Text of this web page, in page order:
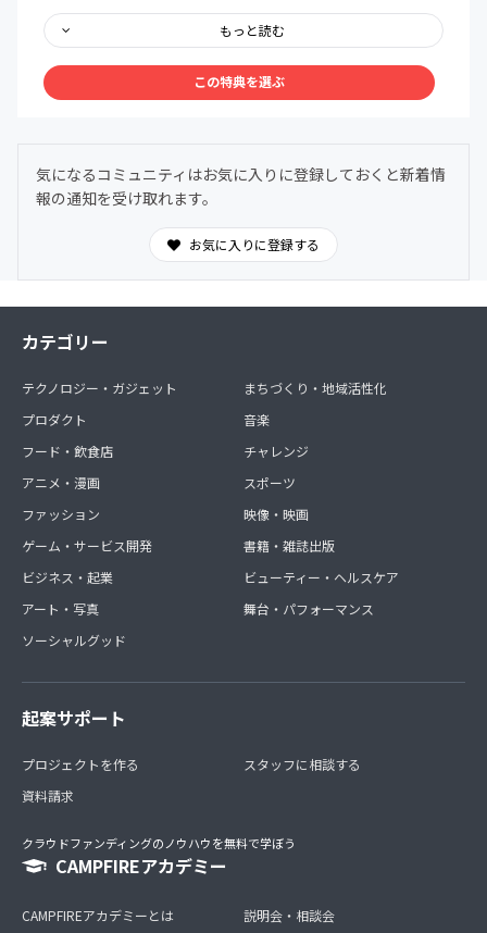
も、どこでも、自分の好きなタイミングでアクセスできま
す。
③ メンバー限定Discordコミュニティ
わからないことは気軽に質問OK。日常的に気づきや学び
を共有できます。
もっと読む
この特典を選ぶ
気になるコミュニティはお気に入りに登録しておくと新着情
報の通知を受け取れます。
お気に入りに登録する
カテゴリー
テクノロジー・ガジェット
プロダクト
フード・飲食店
アニメ・漫画
ファッション
ゲーム・サービス開発
ビジネス・起業
アート・写真
ソーシャルグッド
まちづくり・地域活性化
音楽
チャレンジ
スポーツ
映像・映画
書籍・雑誌出版
ビューティー・ヘルスケア
舞台・パフォーマンス
起案サポート
プロジェクトを作る
資料請求
スタッフに相談する
クラウドファンディングのノウハウを無料で学ぼう
CAMPFIREアカデミー
CAMPFIREアカデミーとは
説明会・相談会